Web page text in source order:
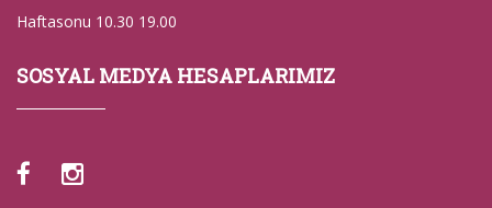
Haftasonu 10.30 19.00
SOSYAL MEDYA HESAPLARIMIZ